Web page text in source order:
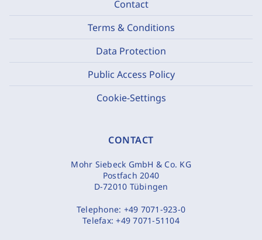
Contact
Terms & Conditions
Data Protection
Public Access Policy
Cookie-Settings
CONTACT
Mohr Siebeck GmbH & Co. KG
Postfach 2040
D-72010 Tübingen
Telephone: +49 7071-923-0
Telefax:+49 7071-51104